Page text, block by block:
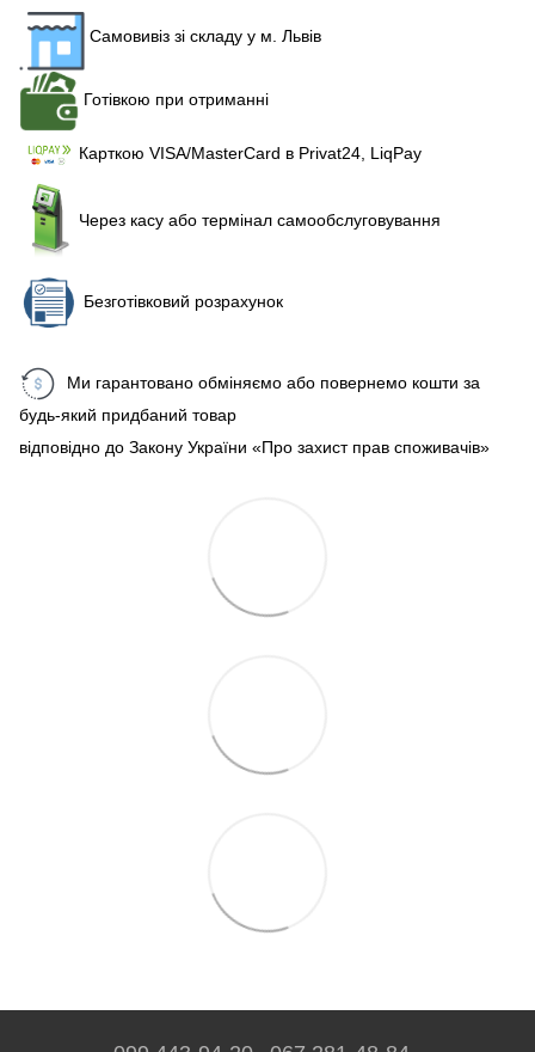
Самовивіз зі складу у м. Львів
Готівкою при отриманні
Карткою VISA/MasterCard в Рrivat24, LiqPay
Через касу або термінал самообслуговування
Безготівковий розрахунок
Ми гарантовано обміняємо або повернемо кошти за
будь-який придбаний товар
відповідно до Закону України «Про захист прав споживачів»